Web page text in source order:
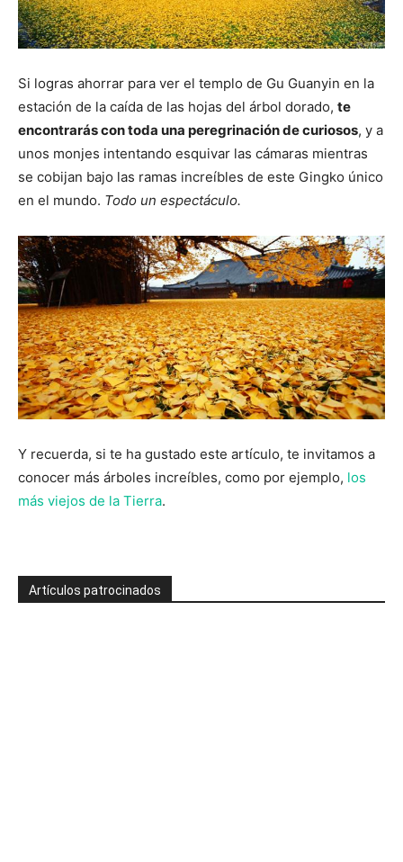
Si logras ahorrar para ver el templo de Gu Guanyin en la
estación de la caída de las hojas del árbol dorado, te
encontrarás con toda una peregrinación de curiosos, y a
unos monjes intentando esquivar las cámaras mientras
se cobijan bajo las ramas increíbles de este Gingko único
en el mundo. Todo un espectáculo.
Y recuerda, si te ha gustado este artículo, te invitamos a
conocer más árboles increíbles, como por ejemplo, los
más viejos de la Tierra.
Artículos patrocinados